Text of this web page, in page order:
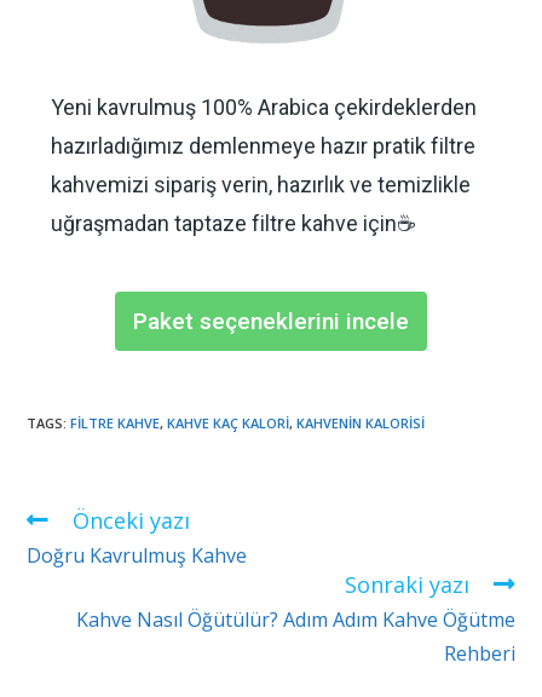
Yeni kavrulmuş 100% Arabica çekirdeklerden
hazırladığımız demlenmeye hazır pratik filtre
kahvemizi sipariş verin, hazırlık ve temizlikle
uğraşmadan taptaze filtre kahve için☕️
Paket seçeneklerini incele
TAGS:FILTRE KAHVE, KAHVE KAÇ KALORI, KAHVENIN KALORISI
Önceki yazı
Doğru Kavrulmuş Kahve
Sonraki yazı
Kahve Nasıl Öğütülür? Adım Adım Kahve Öğütme
Rehberi